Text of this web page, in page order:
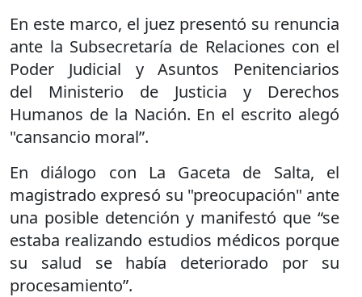
En este marco, el juez presentó su renuncia
ante la Subsecretaría de Relaciones con el
Poder Judicial y Asuntos Penitenciarios
del Ministerio de Justicia y Derechos
Humanos de la Nación. En el escrito alegó
"cansancio moral”.
En diálogo con La Gaceta de Salta, el
magistrado expresó su "preocupación" ante
una posible detención y manifestó que “se
estaba realizando estudios médicos porque
su salud se había deteriorado por su
procesamiento”.